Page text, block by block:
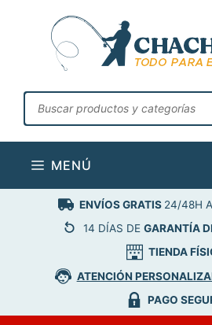
contenido
Búsqueda
de
productos
MENÚ
ENVÍOS GRATIS 24/48H
14 DÍAS DE GARANTÍA
TIENDA
ATENCIÓN
PAGO